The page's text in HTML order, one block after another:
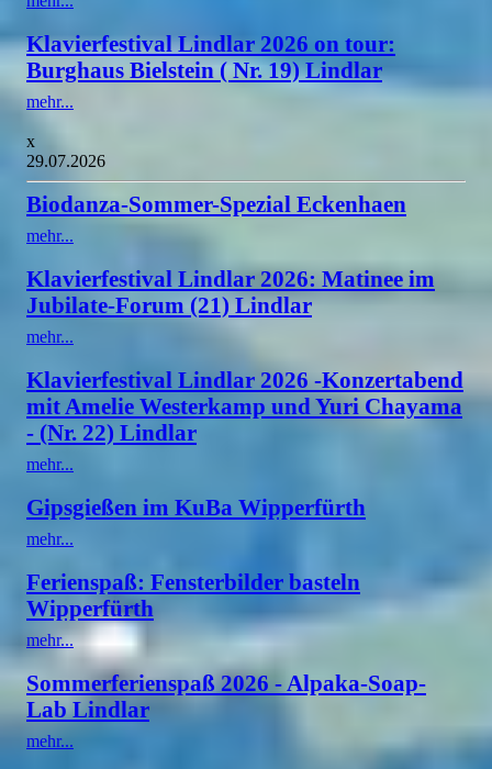
Klavierfestival Lindlar 2026 on tour:
Burghaus Bielstein ( Nr. 19) Lindlar
mehr...
x
29.07.2026
Biodanza-Sommer-Spezial Eckenhaen
mehr...
Klavierfestival Lindlar 2026: Matinee im
Jubilate-Forum (21) Lindlar
mehr...
Klavierfestival Lindlar 2026 -Konzertabend
mit Amelie Westerkamp und Yuri Chayama
- (Nr. 22) Lindlar
mehr...
Gipsgießen im KuBa Wipperfürth
mehr...
Ferienspaß: Fensterbilder basteln
Wipperfürth
mehr...
Sommerferienspaß 2026 - Alpaka-Soap-
Lab Lindlar
mehr...